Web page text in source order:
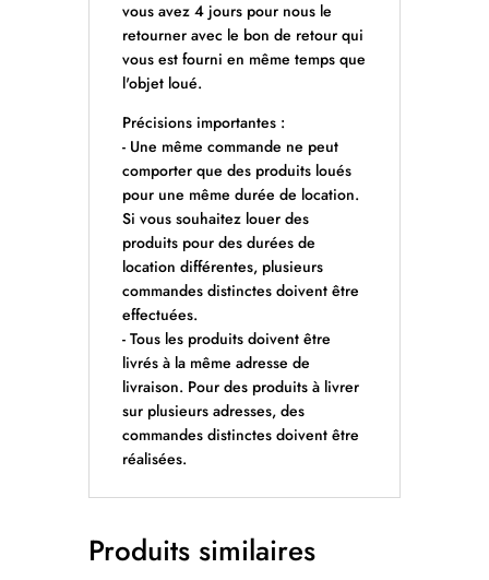
vous avez 4 jours pour nous le
retourner avec le bon de retour qui
vous est fourni en même temps que
l'objet loué.
Précisions importantes :
- Une même commande ne peut
comporter que des produits loués
pour une même durée de location.
Si vous souhaitez louer des
produits pour des durées de
location différentes, plusieurs
commandes distinctes doivent être
effectuées.
- Tous les produits doivent être
livrés à la même adresse de
livraison. Pour des produits à livrer
sur plusieurs adresses, des
commandes distinctes doivent être
réalisées.
Produits similaires